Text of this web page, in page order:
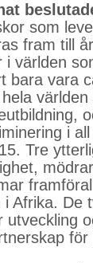
som
fram till
i världen
bara vara
i
Tre
i Afrika. De
utveckling
för